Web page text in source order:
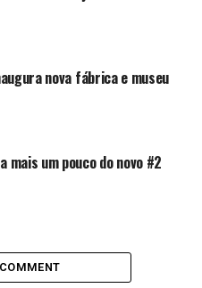
nova fábrica e museu
mais um pouco do novo #2